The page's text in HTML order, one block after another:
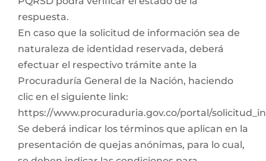
respuesta.
En caso que la solicitud de información sea de
naturaleza de identidad reservada, deberá
efectuar el respectivo trámite ante la
Procuraduría General de la Nación, haciendo
clic en el siguiente link:
https://www.procuraduria.gov.co/portal/
Se deberá indicar los términos que aplican en la
presentación de quejas anónimas, para lo cual,